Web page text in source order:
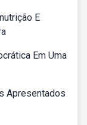
E
Em Uma
Apresentados